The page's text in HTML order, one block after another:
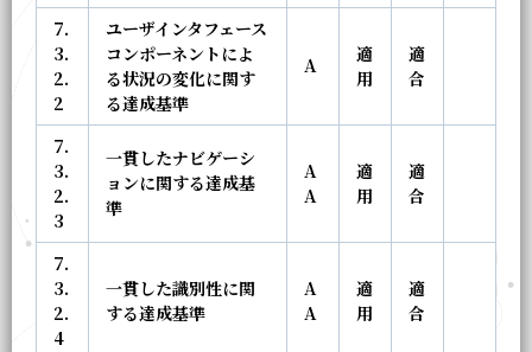
7.
3.
2.
2
ユーザインタフェース
コンポーネントによ
る状況の変化に関す
る達成基準
A
適
用
適
合
7.
3.
2.
3
一貫したナビゲーシ
ョンに関する達成基
準
A
A
適
用
適
合
7.
3.
2.
4
一貫した識別性に関
する達成基準
A
A
適
用
適
合